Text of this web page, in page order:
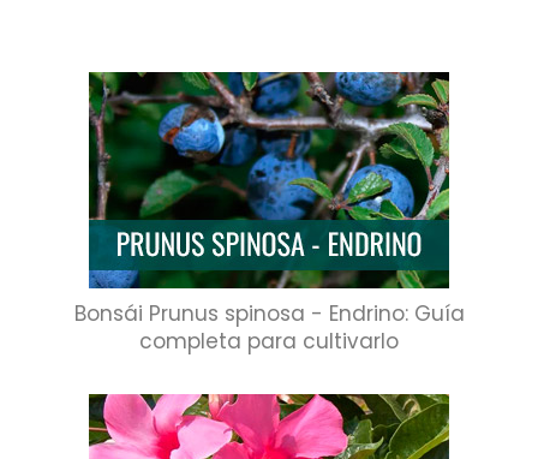
Bonsái Prunus spinosa - Endrino: Guía
completa para cultivarlo